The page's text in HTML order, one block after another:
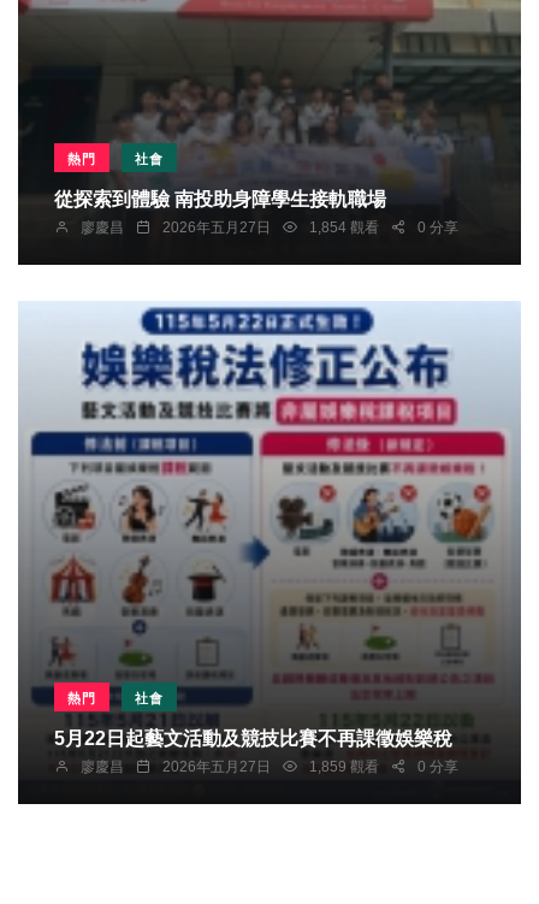
熱門 社會
從探索到體驗 南投助身障學生接軌職場
廖慶昌 2026年五月27日 1,854 觀看 0 分享
熱門 社會
5月22日起藝文活動及競技比賽不再課徵娛樂稅
廖慶昌 2026年五月27日 1,859 觀看 0 分享